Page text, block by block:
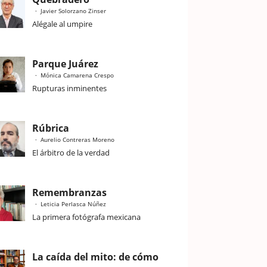
Javier Solorzano Zinser
Alégale al umpire
Parque Juárez
Mónica Camarena Crespo
Rupturas inminentes
Rúbrica
Aurelio Contreras Moreno
El árbitro de la verdad
Remembranzas
Leticia Perlasca Núñez
La primera fotógrafa mexicana
La caída del mito: de cómo